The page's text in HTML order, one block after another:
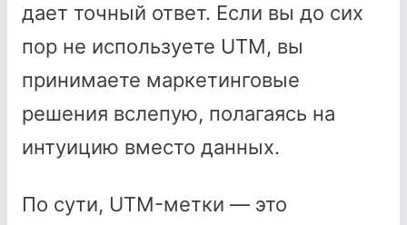
дает точный ответ. Если вы до сих
пор не используете UTM, вы
принимаете маркетинговые
решения вслепую, полагаясь на
интуицию вместо данных.
По сути, UTM-метки — это